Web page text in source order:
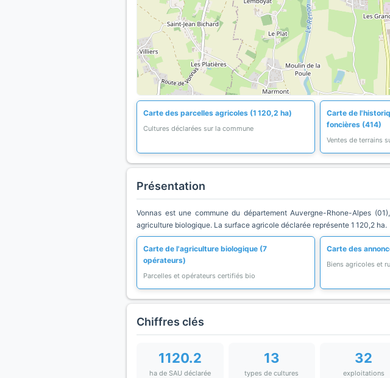
Carte des parcelles agricoles (1 120,2 ha)
Cultures déclarées sur la commune
Carte de
foncières (414)
Ventes de terrains
Présentation
Vonnas est une commune du département Auvergne-Rhone-Alpes
agriculture biologique. La surface agricole déclarée représente 1 120,2 ha.
Carte de l'agriculture biologique (7
opérateurs)
Parcelles et opérateurs certifiés bio
Carte des
Biens agricoles et
Chiffres clés
1120.2
ha de SAU déclarée
13
types de cultures
32
exploitations